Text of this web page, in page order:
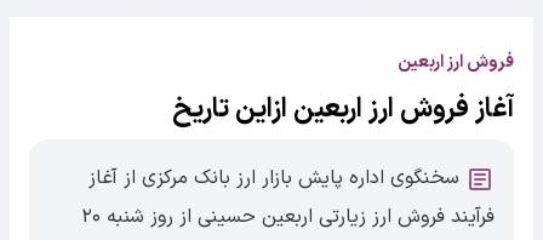
فروش ارز اربعین
آغاز فروش ارز اربعین ازاین تاریخ
سخنگوی اداره پایش بازار ارز بانک مرکزی از آغاز
فرآیند فروش ارز زیارتی اربعین حسینی از روز شنبه ۲۰